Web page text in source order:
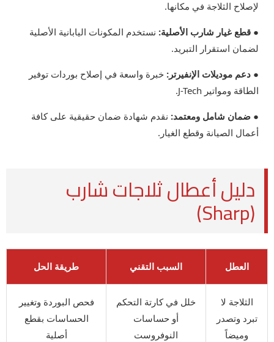
لإصلاح الثلاجة في مكانها.
● قطع غيار شارب الأصلية: نستخدم المكونات اليابانية الأصلية
لضمان استقرار التبريد.
● دعم موديلات الإنفيرتر: خبرة واسعة في إصلاح بوردات توفير
الطاقة ومواتير J-Tech.
● ضمان شامل ومعتمد: نقدم شهادة ضمان حقيقية على كافة
أعمال الصيانة وقطع الغيار.
دليل أعطال ثلاجات شارب
(Sharp)
العطل السبب التقني طريقة الحل
الثلاجة لا
تبرد وتصدر
وميضاً
خلل في كارتة التحكم
أو حساسات
النوفروست
فحص البوردة وتغيير
الحساسات بقطع
أصلية